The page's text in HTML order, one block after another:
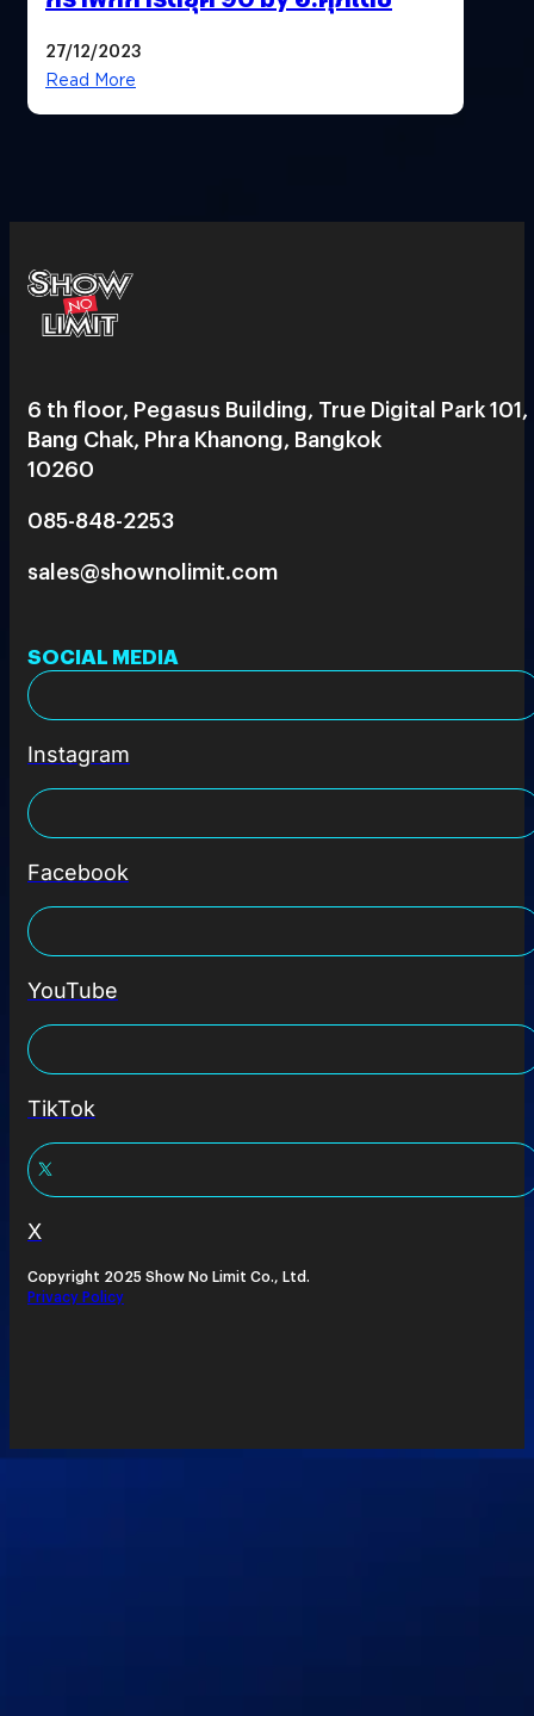
27/12/2023
Read More
6 th floor, Pegasus Building, True Digital Park 101,
Bang Chak, Phra Khanong, Bangkok
10260
085-848-2253
sales@shownolimit.com
SOCIAL MEDIA
Instagram
Facebook
YouTube
TikTok
X
Copyright 2025 Show No Limit Co., Ltd.
Privacy Policy